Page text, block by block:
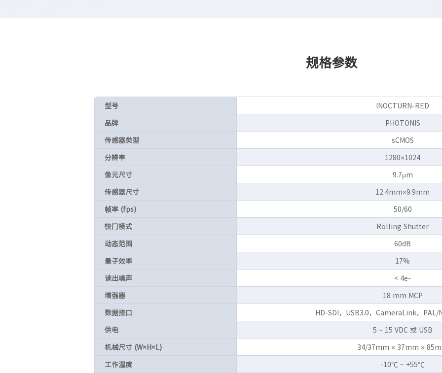
规格参数
型号
INOCTURN-RED
品牌
PHOTONIS
传感器类型
sCMOS
分辨率
1280×1024
像元尺寸
9.7μm
传感器尺寸
12.4mm×9.9mm
帧率 (fps)
50/60
快门模式
Rolling Shutter
动态范围
60dB
量子效率
17%
读出噪声
< 4e-
增强器
18 mm MCP
数据接口
HD-SDI，USB3.0，CameraLink，PAL/
供电
5 ~ 15 VDC 或 USB
机械尺寸 (W×H×L)
34/37mm × 37mm ×
工作温度
-10℃ ~ +55℃